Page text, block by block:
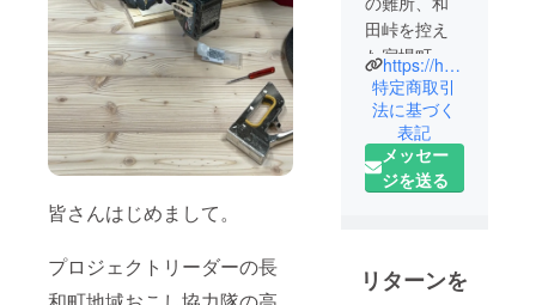
皆さんはじめまして。
プロジェクトリーダーの長
田峠を控え
た宿場町
【和田宿】
の中心にあ
る羽田野
（はだの）
がテレワー
てOPENしま
した。
https://hadano-wada.jp
特定商取引
法に基づく
表記
メッセー
ジを送る
リターンを